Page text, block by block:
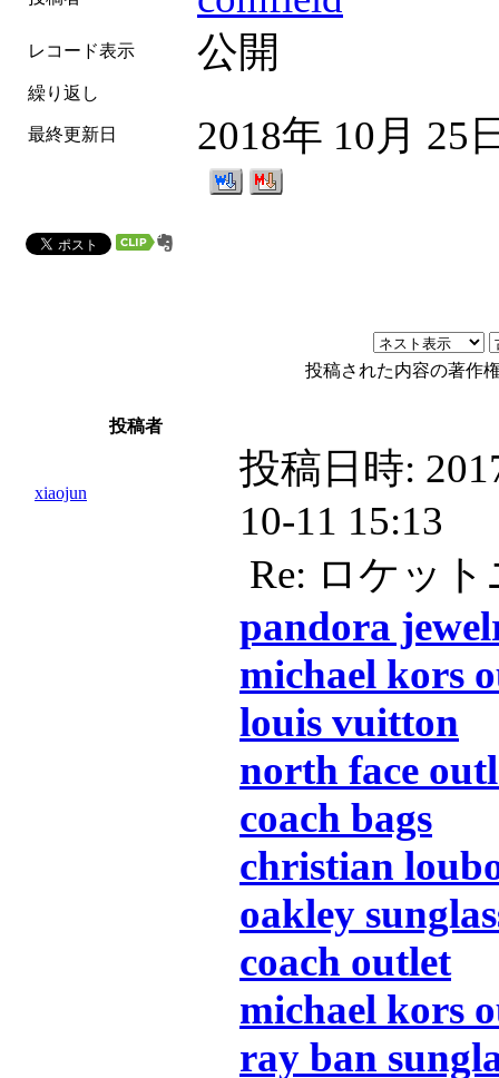
レコード表示 公開
繰り返し
最終更新日 2018年 10月 25
投稿された内容の著作
投稿者
xiaojun
投稿日時:
10-11 15:13
Re: ロケッ
pandora
michael kors
louis vuitton
north face
coach bags
christian
oakley
coach outlet
michael kors
ray ban